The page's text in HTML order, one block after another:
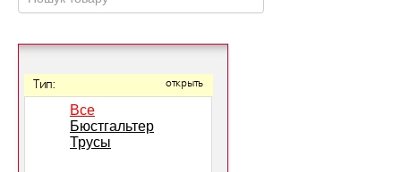
Тип: открыть
Все
Бюстгальтер
Трусы